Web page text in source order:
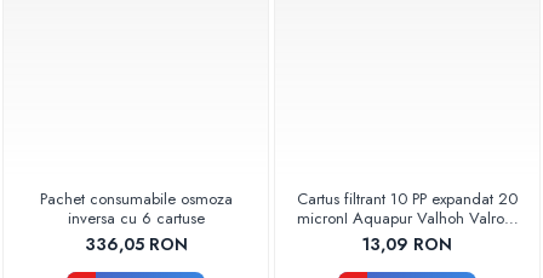
Pachet consumabile osmoza
inversa cu 6 cartuse
336,05 RON
Cartus filtrant 10 PP expandat 20
micronI Aquapur Valhoh Valrom
AQUA07000110020
13,09 RON